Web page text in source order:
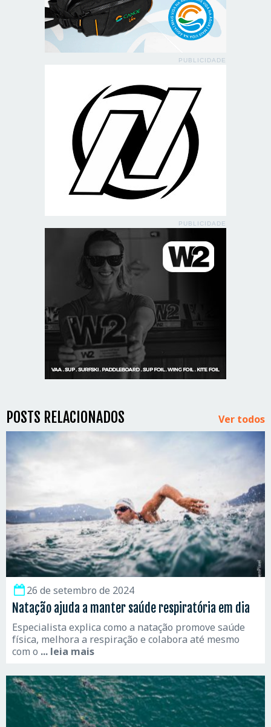
PUBLICIDADE
PUBLICIDADE
POSTS RELACIONADOS Ver todos
26 de setembro de 2024
Natação ajuda a manter saúde respiratória em dia
Especialista explica como a natação promove saúde
física, melhora a respiração e colabora até mesmo
com o ... leia mais